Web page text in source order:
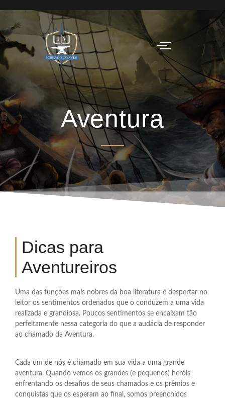
Aventura
Dicas para
Aventureiros
Uma das funções mais nobres da boa literatura é despertar no
leitor os sentimentos ordenados que o conduzem a uma vida
realizada e grandiosa. Poucos sentimentos se encaixam tão
perfeitamente nessa categoria do que a audácia de responder
ao chamado da Aventura.
Cada um de nós é chamado em sua vida a uma grande
aventura. Quando vemos os grandes (e pequenos) heróis
enfrentando os desafios de seus chamados e os prêmios e
conquistas que os esperam ao final, somos preenchidos